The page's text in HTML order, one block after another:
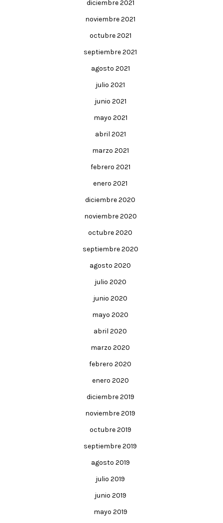
diciembre 2021
noviembre 2021
octubre 2021
septiembre 2021
agosto 2021
julio 2021
junio 2021
mayo 2021
abril 2021
marzo 2021
febrero 2021
enero 2021
diciembre 2020
noviembre 2020
octubre 2020
septiembre 2020
agosto 2020
julio 2020
junio 2020
mayo 2020
abril 2020
marzo 2020
febrero 2020
enero 2020
diciembre 2019
noviembre 2019
octubre 2019
septiembre 2019
agosto 2019
julio 2019
junio 2019
mayo 2019